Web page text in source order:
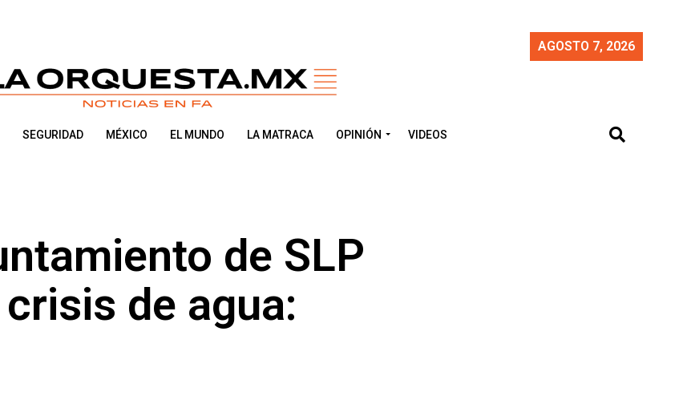
AGOSTO 7, 2026
SEGURIDAD MÉXICO EL MUNDO LA MATRACA OPINIÓN VIDEOS
de SLP
de agua: